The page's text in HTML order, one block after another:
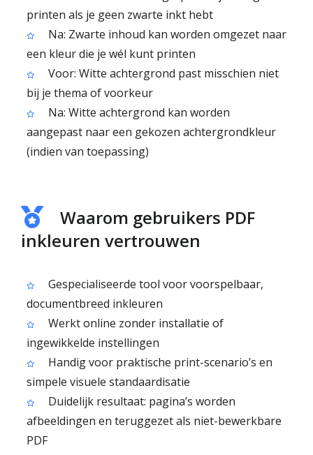
printen als je geen zwarte inkt hebt
Na: Zwarte inhoud kan worden omgezet naar
een kleur die je wél kunt printen
Voor: Witte achtergrond past misschien niet
bij je thema of voorkeur
Na: Witte achtergrond kan worden
aangepast naar een gekozen achtergrondkleur
(indien van toepassing)
Waarom gebruikers PDF
inkleuren vertrouwen
Gespecialiseerde tool voor voorspelbaar,
documentbreed inkleuren
Werkt online zonder installatie of
ingewikkelde instellingen
Handig voor praktische print-scenario’s en
simpele visuele standaardisatie
Duidelijk resultaat: pagina’s worden
afbeeldingen en teruggezet als niet-bewerkbare
PDF